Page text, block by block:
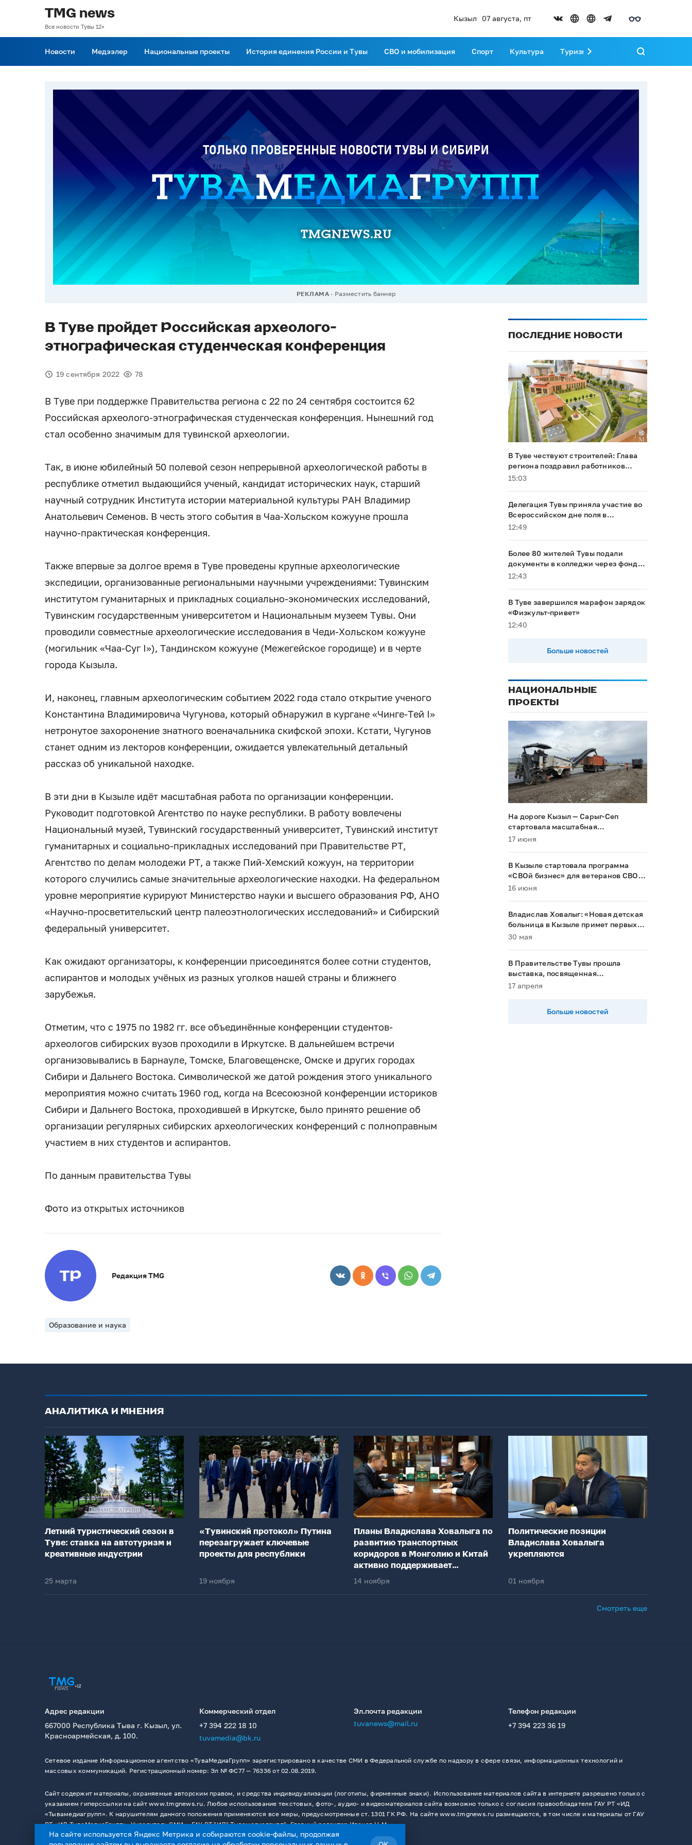
TMG news
Все новости Тувы 12+
Кызыл 07 августа, пт
Новости Медээлер Национальные проекты История единения России и Тувы СВО и мобилизация Спорт Культура Туризм Развитие Тувы
РЕКЛАМА Разместить баннер
В Туве пройдет Российская археолого-
этнографическая студенческая конференция
19 сентября 2022 78
В Туве при поддержке Правительства региона с 22 по 24 сентября состоится 62
Российская археолого-этнографическая студенческая конференция. Нынешний год
стал особенно значимым для тувинской археологии.
Так, в июне юбилейный 50 полевой сезон непрерывной археологической работы в
республике отметил выдающийся ученый, кандидат исторических наук, старший
научный сотрудник Института истории материальной культуры РАН Владимир
Анатольевич Семенов. В честь этого события в Чаа-Хольском кожууне прошла
научно-практическая конференция.
Также впервые за долгое время в Туве проведены крупные археологические
экспедиции, организованные региональными научными учреждениями: Тувинским
институтом гуманитарных и прикладных социально-экономических исследований,
Тувинским государственным университетом и Национальным музеем Тувы. Они
проводили совместные археологические исследования в Чеди-Хольском кожууне
(могильник «Чаа-Суг I»), Тандинском кожууне (Межегейское городище) и в черте
города Кызыла.
И, наконец, главным археологическим событием 2022 года стало открытие ученого
Константина Владимировича Чугунова, который обнаружил в кургане «Чинге-Тей I»
нетронутое захоронение знатного военачальника скифской эпохи. Кстати, Чугунов
станет одним из лекторов конференции, ожидается увлекательный детальный
рассказ об уникальной находке.
В эти дни в Кызыле идёт масштабная работа по организации конференции.
Руководит подготовкой Агентство по науке республики. В работу вовлечены
Национальный музей, Тувинский государственный университет, Тувинский институт
гуманитарных и социально-прикладных исследований при Правительстве РТ,
Агентство по делам молодежи РТ, а также Пий-Хемский кожуун, на территории
которого случились самые значительные археологические находки. На федеральном
уровне мероприятие курируют Министерство науки и высшего образования РФ, АНО
«Научно-просветительский центр палеоэтнологических исследований» и Сибирский
федеральный университет.
Как ожидают организаторы, к конференции присоединятся более сотни студентов,
аспирантов и молодых учёных из разных уголков нашей страны и ближнего
зарубежья.
Отметим, что с 1975 по 1982 гг. все объединённые конференции студентов-
археологов сибирских вузов проходили в Иркутске. В дальнейшем встречи
организовывались в Барнауле, Томске, Благовещенске, Омске и других городах
Сибири и Дальнего Востока. Символической же датой рождения этого уникального
мероприятия можно считать 1960 год, когда на Всесоюзной конференции историков
Сибири и Дальнего Востока, проходившей в Иркутске, было принято решение об
организации регулярных сибирских археологических конференций с полноправным
участием в них студентов и аспирантов.
По данным правительства Тувы
Фото из открытых источников
Редакция TMG
Образование и наука
ПОСЛЕДНИЕ НОВОСТИ
В Туве чествуют строителей: Глава
региона поздравил работников
отрасли и вручил награды
15:03
Делегация Тувы приняла участие во
Всероссийском дне поля в
Алтайском крае
12:49
Более 80 жителей Тувы подали
документы в колледжи через фонд
«Защитники Отечества»
12:43
В Туве завершился марафон зарядок
«Физкульт-привет»
12:40
Больше новостей
НАЦИОНАЛЬНЫЕ
ПРОЕКТЫ
На дороге Кызыл — Сарыг-Сеп
стартовала масштабная
реконструкция
17 июня
В Кызыле стартовала программа
«СВОй бизнес» для ветеранов СВО и
их семей
16 июня
Владислав Ховалыг: «Новая детская
больница в Кызыле примет первых
пациентов в 2028 году»
30 мая
В Правительстве Тувы прошла
выставка, посвященная
национальным проектам
17 апреля
Больше новостей
АНАЛИТИКА И МНЕНИЯ
Летний туристический сезон в
Туве: ставка на автотуризм и
креативные индустрии
25 марта
«Тувинский протокол» Путина
перезагружает ключевые
проекты для республики
19 ноября
Планы Владислава Ховалыга по
развитию транспортных
коридоров в Монголию и Китай
активно поддерживает
федеральный центр
14 ноября
Политические позиции
Владислава Ховалыга
укрепляются
01 ноября
Смотреть еще
Адрес редакции
667000 Республика Тыва г. Кызыл, ул.
Красноармейская, д. 100.
Коммерческий отдел
+7 394 222 18 10
tuvamedia@bk.ru
Эл.почта редакции
tuvanews@mail.ru
Телефон редакции
+7 394 223 36 19
Сетевое издание Информационное агентство «ТуваМедиаГрупп» зарегистрировано в качестве СМИ в Федеральной службе по надзору в сфере связи, информационных технологий и
массовых коммуникаций. Регистрационный номер: Эл № ФС77 — 76336 от 02.08.2019.
Сайт содержит материалы, охраняемые авторским правом, и средства индивидуализации (логотипы, фирменные знаки). Использование материалов сайта в интернете разрешено только с
указанием гиперссылки на сайт www.tmgnews.ru. Любое использование текстовых, фото-, аудио- и видеоматериалов сайта возможно только с согласия правообладателя ГАУ РТ «ИД
«Тывамедиагрупп». К нарушителям данного положения применяются все меры, предусмотренные ст. 1301 ГК РФ. На сайте www.tmgnews.ru размещаются, в том числе и материалы от ГАУ
РТ «ИД ТываМедиаГрупп». Учредитель СМИ －ГАУ РТ "ИД" Тывамедиагрупп". Главный редактор Иванов Н.М.
На сайте используется Яндекс Метрика и собираются cookie-файлы, продолжая